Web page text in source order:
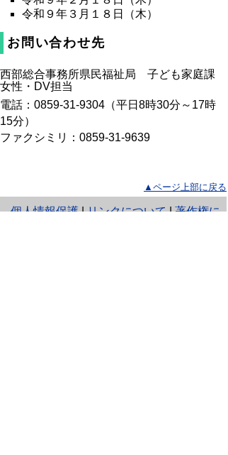
令和９年３月１８日（木）
お問い合わせ先
西部総合事務所県民福祉局 子ども家庭課
女性・DV担当
電話：0859-31-9304（平日8時30分～17時
15分）
ファクシミリ：0859-31-9639
▲ページ上部に戻る
個人情報保護|と
リンクについて|著作権に